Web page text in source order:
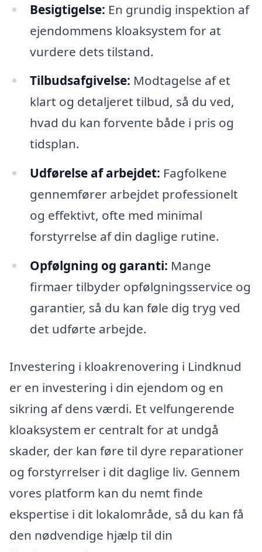
Besigtigelse: En grundig inspektion af
ejendommens kloaksystem for at
vurdere dets tilstand.
Tilbudsafgivelse: Modtagelse af et
klart og detaljeret tilbud, så du ved,
hvad du kan forvente både i pris og
tidsplan.
Udførelse af arbejdet: Fagfolkene
gennemfører arbejdet professionelt
og effektivt, ofte med minimal
forstyrrelse af din daglige rutine.
Opfølgning og garanti: Mange
firmaer tilbyder opfølgningsservice og
garantier, så du kan føle dig tryg ved
det udførte arbejde.
Investering i kloakrenovering i Lindknud
er en investering i din ejendom og en
sikring af dens værdi. Et velfungerende
kloaksystem er centralt for at undgå
skader, der kan føre til dyre reparationer
og forstyrrelser i dit daglige liv. Gennem
vores platform kan du nemt finde
ekspertise i dit lokalområde, så du kan få
den nødvendige hjælp til din